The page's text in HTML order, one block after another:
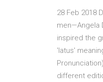
28 Feb 2018
men—Angela
inspired the
'latus'
different